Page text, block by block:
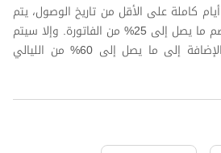
في حال إلغاء الحجز قبل 5 أيام كاملة على الأقل من تاريخ الوصول، يتم
إعادة المبلغ للضيف بعد خصم ما يصل إلى 25% من الفاتورة. وإلا سيتم
خصم أجرة الليلة الأولى بالإضافة إلى ما يصل إلى 60% من الليالي